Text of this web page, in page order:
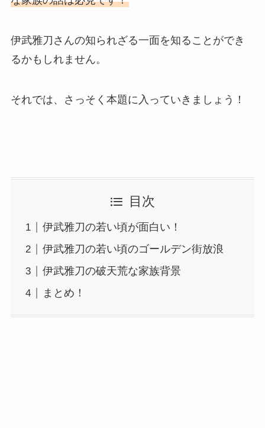
伊武雅刀さんの知られざる一面を知ることができ
るかもしれません。
それでは、さっそく本題に入っていきましょう！
目次
伊武雅刀の若い頃が面白い！
伊武雅刀の若い頃のゴールデン街放浪
伊武雅刀の破天荒な家族背景
まとめ！